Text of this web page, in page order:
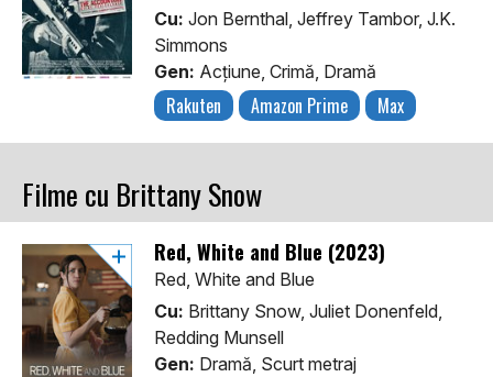
Cu: Jon Bernthal, Jeffrey Tambor, J.K.
Simmons
Gen: Acţiune, Crimă, Dramă
Rakuten Amazon Prime Max
Filme cu Brittany Snow
Red, White and Blue (2023)
Red, White and Blue
Cu: Brittany Snow, Juliet Donenfeld,
Redding Munsell
Gen: Dramă, Scurt metraj